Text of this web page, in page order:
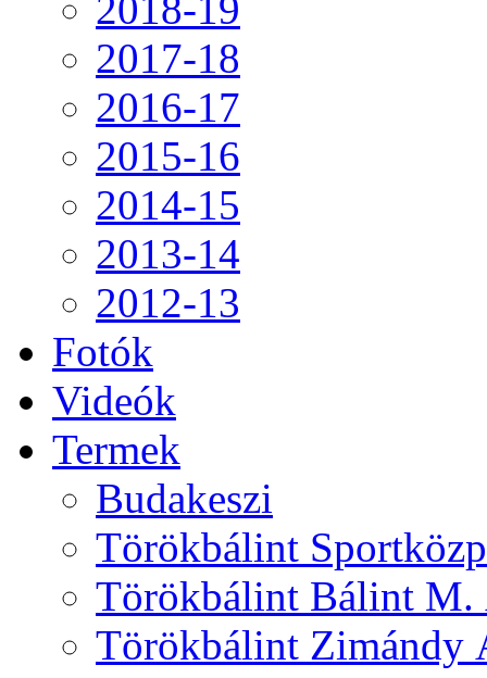
2017-18
2016-17
2015-16
2014-15
2013-14
2012-13
Fotók
Videók
Termek
Budakeszi
Törökbálint
Törökbálint Bálint
Törökbálint Zimándy